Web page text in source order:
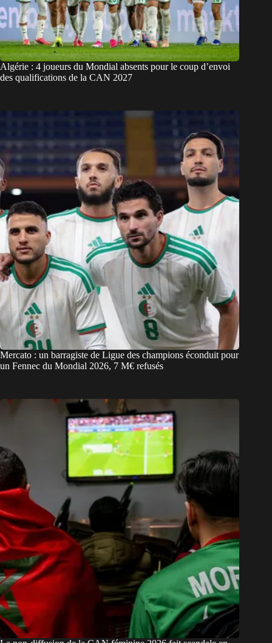
Algérie : 4 joueurs du Mondial absents pour le coup d’envoi
des qualifications de la CAN 2027
Mercato : un barragiste de Ligue des champions éconduit pour
un Fennec du Mondial 2026, 7 M€ refusés